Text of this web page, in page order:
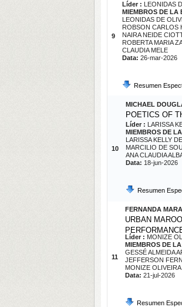
9
Líder : LEONIDAS
MIEMBROS DE LA
LEONIDAS DE
ROBSON CARLOS
NAIRA NEIDE
ROBERTA MARIA
CLAUDIA MELE
Data: 26-mar-2026
Resumen
10
MICHAEL
POETICS OF
Líder : LARISSA
MIEMBROS DE
LARISSA KELLY
MARCILIO DE
ANA CLAUDIA
Data: 18-jun-2026
Resumen
11
FERNANDA
URBAN
Líder : MONIZE
MIEMBROS DE
GESSÉ ALMEIDA
JEFFERSON
MONIZE
Data: 21-jul-2026
Resumen